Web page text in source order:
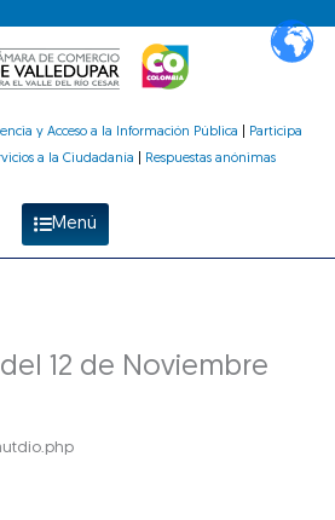
y Acceso a la Información Pública
Participa
a la Ciudadanía
Respuestas anónimas
Menú
12 de Noviembre